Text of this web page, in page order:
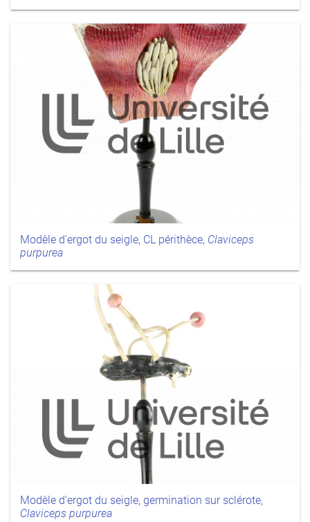
Modèle d'ergot du seigle, CL périthèce, Claviceps
purpurea
Modèle d'ergot du seigle, germination sur sclérote,
Claviceps purpurea